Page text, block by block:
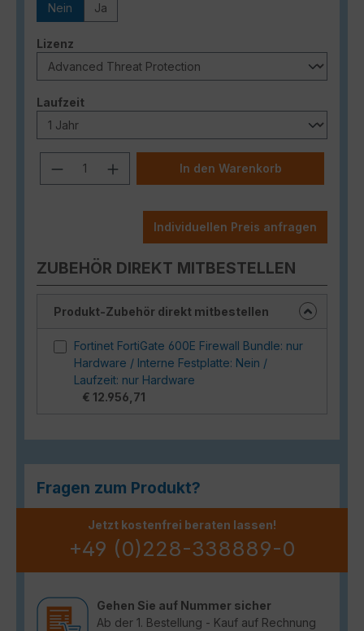
Nein Ja
Lizenz
Laufzeitauswählen
Produkt Anzahl: Gib den
In den Warenkorb
Individuellen Preis anfragen
ZUBEHÖR DIREKT MITBESTELLEN
Produkt-Zubehör direkt mitbestellen
Fortinet FortiGate 600E Firewall Bundle: nur
Hardware / Interne Festplatte: Nein /
Laufzeit: nur Hardware
€ 12.956,71
Fragen zum Produkt?
Jetzt kostenfrei beraten lassen!
+49 (0)228-338889-0
Gehen Sie auf Nummer sicher
Ab der 1. Bestellung - Kauf auf Rechnung